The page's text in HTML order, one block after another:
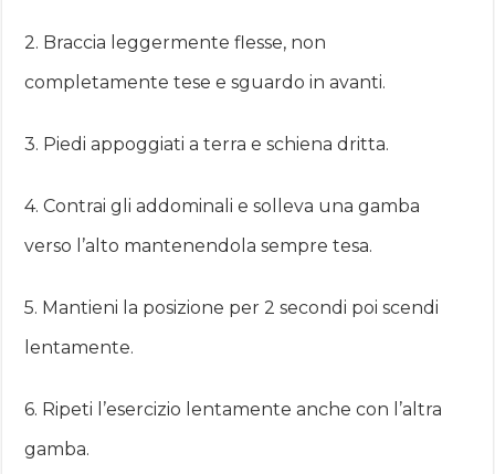
2. Braccia leggermente flesse, non
completamente tese e sguardo in avanti.
3. Piedi appoggiati a terra e schiena dritta.
4. Contrai gli addominali e solleva una gamba
verso l’alto mantenendola sempre tesa.
5. Mantieni la posizione per 2 secondi poi scendi
lentamente.
6. Ripeti l’esercizio lentamente anche con l’altra
gamba.